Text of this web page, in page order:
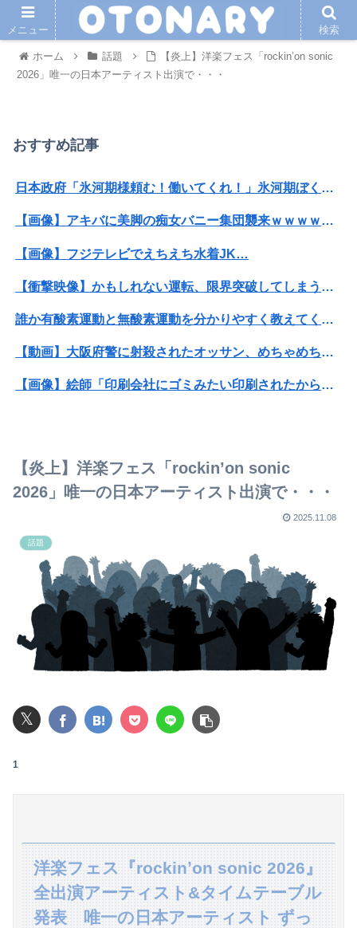
ホーム 話題
【炎上】洋楽フェス「rockin’on sonic
2026」唯一の日本アーティスト出演で・・・
おすすめ記事
日本政府「氷河期様頼む！働いてくれ！」氷河期ぼく「..がえ」政府「え？」ぼく「女をあてがえ！」
【画像】アキバに美脚の痴女バニー集団襲来ｗｗｗｗｗｗｗｗｗｗ
【画像】フジテレビでえちえち水着JK…
【衝撃映像】かもしれない運転、限界突破してしまう・・・
誰か有酸素運動と無酸素運動を分かりやすく教えてくれｗｗｗｗｗｗ
【動画】大阪府警に射殺されたオッサン、めちゃめちゃ苦しそうに死ぬ
【画像】絵師「印刷会社にゴミみたい印刷されたから晒すわ」→お前がクレーマーだと大炎上
【急募】おまえらの人生で1番ハマったゲームを挙げてけ
【DeNA対阪神16回戦】DeNA・エンカーナシオン、第6号ソロホームラン！4点差に迫る！！！！！！！！
【DeNA対阪神16回戦】DeNA・エンカーナシオン、第6号ソロホームラン！4点差に迫る！！！！！！！！
嫁と俺の親友がフリンしていた！俺「本当に隠し事はない？」嫁「何もないよ」→親友との関係を問い詰めた瞬間、嫁の表情が変わって…
【速報】"見せブラ"女神、現る♡♡♡♡
【炎上】洋楽フェス「rockin’on sonic
2026」唯一の日本アーティスト出演で・・・
2025.11.08
話題
𝕏
1
洋楽フェス『rockinʼon sonic 2026』
全出演アーティスト&タイムテーブル
発表 唯一の日本アーティスト ずっ
メニュー 検索